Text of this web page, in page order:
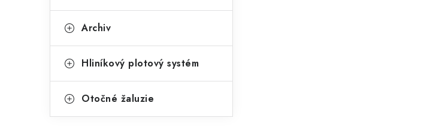
Archiv
Hliníkový plotový systém
Otočné žaluzie